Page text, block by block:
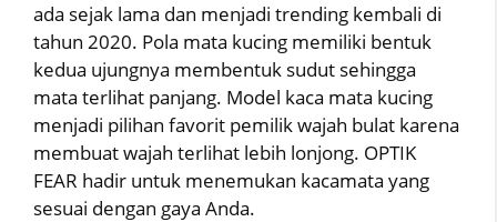
ada sejak lama dan menjadi trending kembali di
tahun 2020. Pola mata kucing memiliki bentuk
kedua ujungnya membentuk sudut sehingga
mata terlihat panjang. Model kaca mata kucing
menjadi pilihan favorit pemilik wajah bulat karena
membuat wajah terlihat lebih lonjong. OPTIK
FEAR hadir untuk menemukan kacamata yang
sesuai dengan gaya Anda.